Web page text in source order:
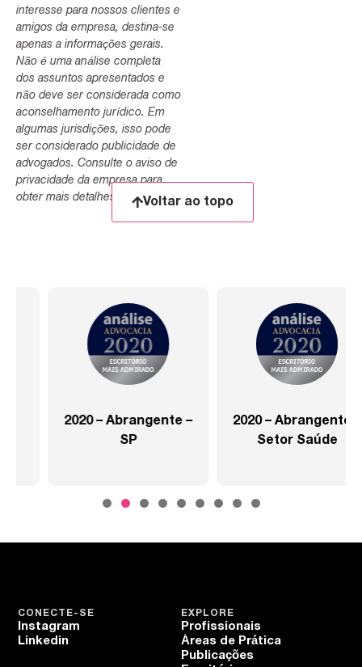
interesse para nossos clientes e
amigos da empresa, destina-se
apenas a informações gerais.
Não é uma análise completa
dos assuntos apresentados e
não deve ser considerada como
aconselhamento jurídico. Em
algumas jurisdições, isso pode
ser considerado publicidade de
advogados. Consulte o aviso de
privacidade da empresa para
obter mais detalhes.
Voltar ao topo
2020 – Abrangente –
2020 – Abrangente –
Setor Saúde
EXPLORE
Profissionais
Áreas de Prática
Publicações
CONECTE-SE
Instagram
Linkedin